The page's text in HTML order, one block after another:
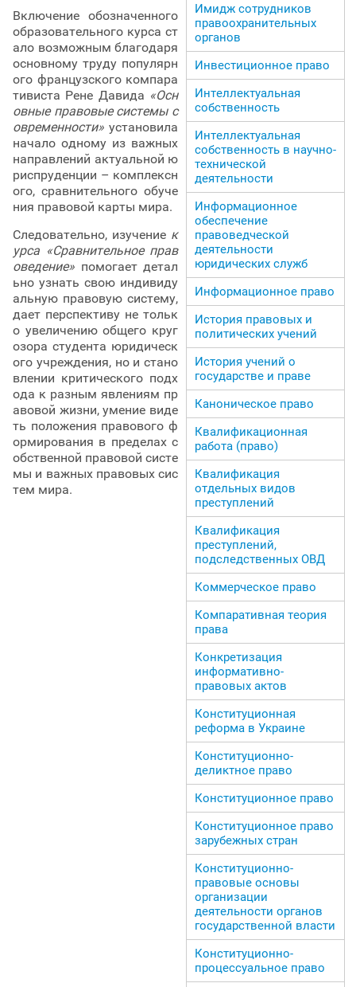
Включение обозначенного
образовательного курса ст
ало возможным благодаря
основному труду популярн
ого французского компара
тивиста Рене Давида «Осн
овные правовые системы с
овременности» установила
начало одному из важных
направлений актуальной ю
риспруденции – комплексн
ого, сравнительного обуче
ния правовой карты мира.
Следовательно, изучение к
урса «Сравнительное прав
оведение» помогает детал
ьно узнать свою индивиду
альную правовую систему,
дает перспективу не тольк
о увеличению общего круг
озора студента юридическ
ого учреждения, но и стано
влении критического подх
ода к разным явлениям пр
авовой жизни, умение виде
ть положения правового ф
ормирования в пределах с
обственной правовой систе
мы и важных правовых сис
тем мира.
Имидж сотрудников
правоохранительных
органов
Инвестиционное право
Интеллектуальная
собственность
Интеллектуальная
собственность в научно-
технической
деятельности
Информационное
обеспечение
правоведческой
деятельности
юридических служб
Информационное право
История правовых и
политических учений
История учений о
государстве и праве
Каноническое право
Квалификационная
работа (право)
Квалификация
отдельных видов
преступлений
Квалификация
преступлений,
подследственных ОВД
Коммерческое право
Компаративная теория
права
Конкретизация
информативно-
правовых актов
Конституционная
реформа в Украине
Конституционно-
деликтное право
Конституционное право
Конституционное право
зарубежных стран
Конституционно-
правовые основы
организации
деятельности органов
государственной власти
Конституционно-
процессуальное право